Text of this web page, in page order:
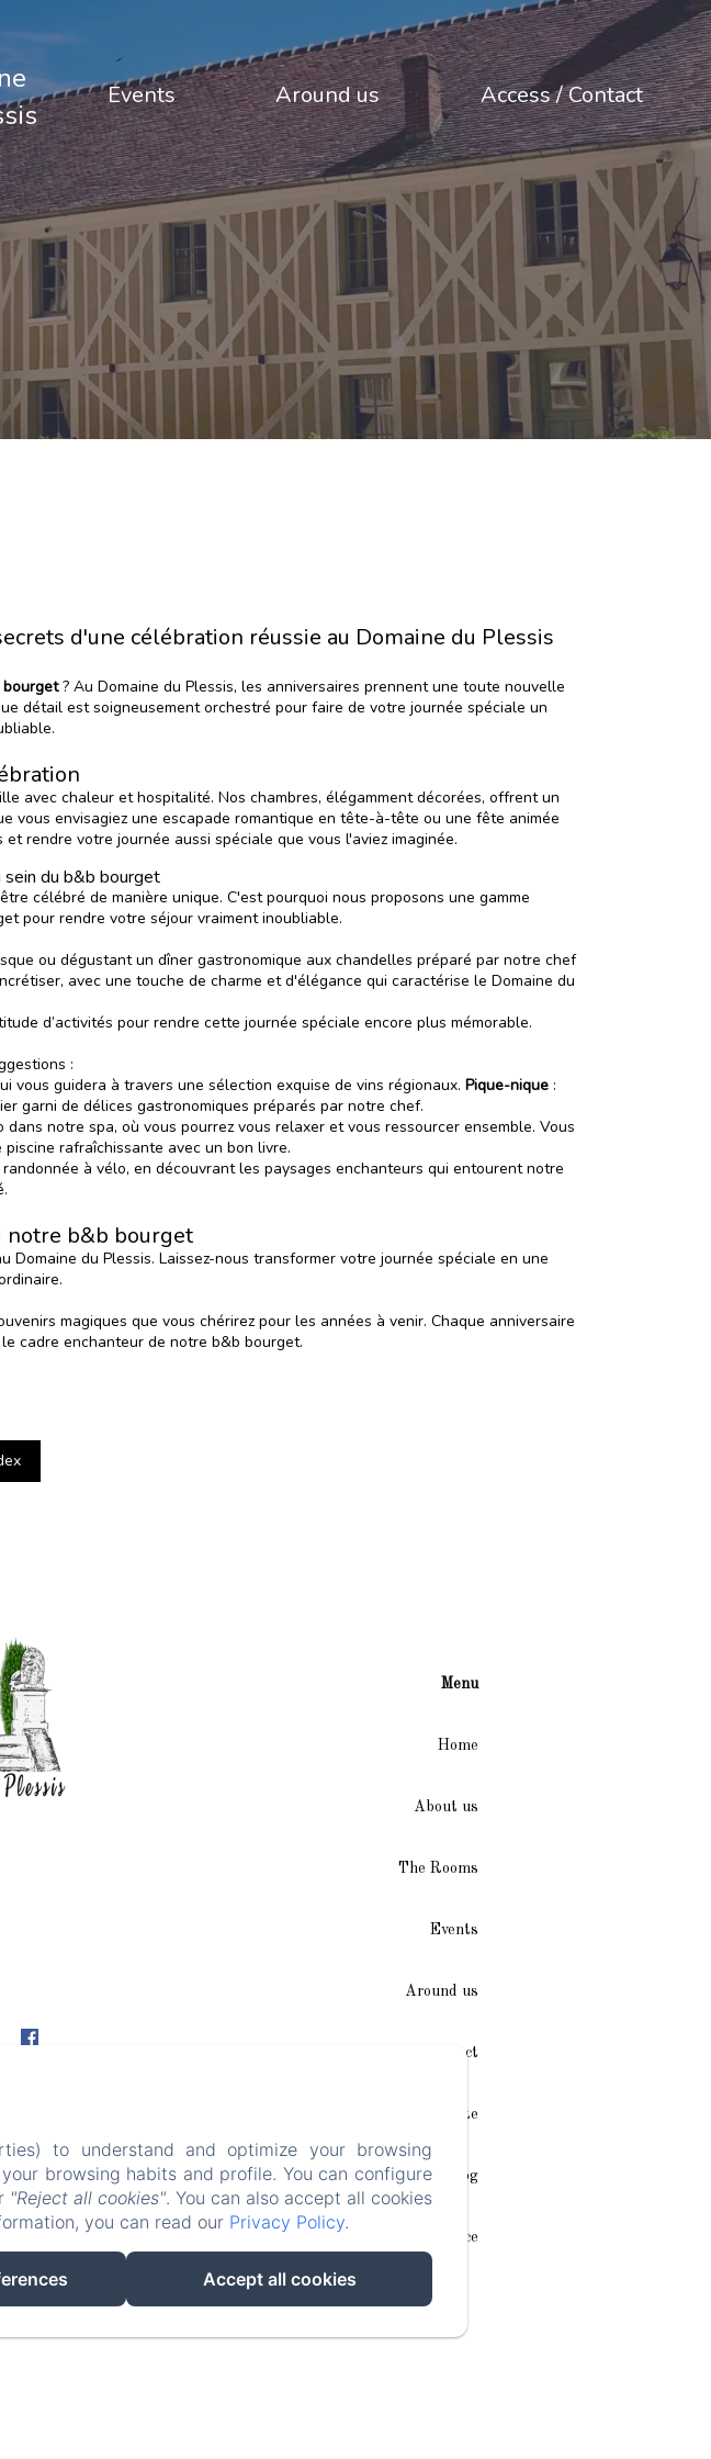
Events Around us Access / Contact
d'une célébration réussie au Domaine du Plessis
? Au Domaine du Plessis, les anniversaires prennent une toute nouvelle
détail est soigneusement orchestré pour faire de votre journée spéciale un
avec chaleur et hospitalité. Nos chambres, élégamment décorées, offrent un
vous envisagiez une escapade romantique en tête-à-tête ou une fête animée
rendre votre journée aussi spéciale que vous l'aviez imaginée.
sein du b&b bourget
célébré de manière unique. C'est pourquoi nous proposons une gamme
pour rendre votre séjour vraiment inoubliable.
ou dégustant un dîner gastronomique aux chandelles préparé par notre chef
avec une touche de charme et d'élégance qui caractérise le Domaine du
d’activités pour rendre cette journée spéciale encore plus mémorable.
:
vous guidera à travers une sélection exquise de vins régionaux. Pique-nique :
garni de délices gastronomiques préparés par notre chef.
notre spa, où vous pourrez vous relaxer et vous ressourcer ensemble. Vous
rafraîchissante avec un bon livre.
à vélo, en découvrant les paysages enchanteurs qui entourent notre
notre b&b bourget
Domaine du Plessis. Laissez-nous transformer votre journée spéciale en une
magiques que vous chérirez pour les années à venir. Chaque anniversaire
cadre enchanteur de notre b&b bourget.
DE
Menu
Home
About us
The Rooms
Events
Around us
Access / Contact
Plan du site
Blog
Legal notice
to understand and optimize your browsing
browsing habits and profile. You can configure
"Reject all cookies". You can also accept all cookies
you can read our Privacy Policy.
Accept all cookies